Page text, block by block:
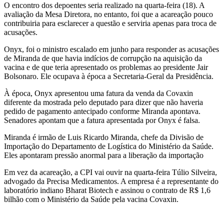
O encontro dos depoentes seria realizado na quarta-feira (18). A
avaliação da Mesa Diretora, no entanto, foi que a acareação pouco
contribuiria para esclarecer a questão e serviria apenas para troca de
acusações.
Onyx, foi o ministro escalado em junho para responder as acusações
de Miranda de que havia indícios de corrupção na aquisição da
vacina e de que teria apresentado os problemas ao presidente Jair
Bolsonaro. Ele ocupava à época a Secretaria-Geral da Presidência.
À época, Onyx apresentou uma fatura da venda da Covaxin
diferente da mostrada pelo deputado para dizer que não haveria
pedido de pagamento antecipado conforme Miranda apontava.
Senadores apontam que a fatura apresentada por Onyx é falsa.
Miranda é irmão de Luis Ricardo Miranda, chefe da Divisão de
Importação do Departamento de Logística do Ministério da Saúde.
Eles apontaram pressão anormal para a liberação da importação
Em vez da acareação, a CPI vai ouvir na quarta-feira Túlio Silveira,
advogado da Precisa Medicamentos. A empresa é a representante do
laboratório indiano Bharat Biotech e assinou o contrato de R$ 1,6
bilhão com o Ministério da Saúde pela vacina Covaxin.